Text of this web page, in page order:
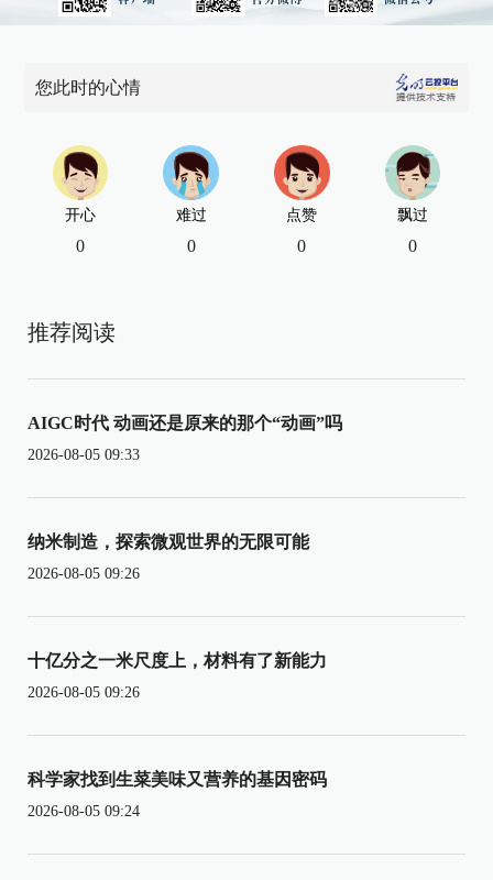
您此时的心情
开心
0
难过
0
点赞
0
飘过
0
推荐阅读
AIGC时代 动画还是原来的那个“动画”吗
2026-08-05 09:33
纳米制造，探索微观世界的无限可能
2026-08-05 09:26
十亿分之一米尺度上，材料有了新能力
2026-08-05 09:26
科学家找到生菜美味又营养的基因密码
2026-08-05 09:24